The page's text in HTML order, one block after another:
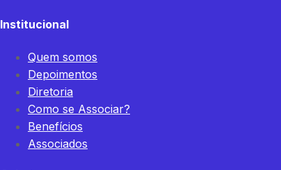
Institucional
Quem somos
Depoimentos
Diretoria
Como se Associar?
Benefícios
Associados